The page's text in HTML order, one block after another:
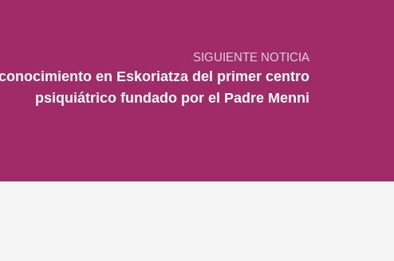
SIGUIENTE NOTICIA
en Eskoriatza del primer centro
psiquiátrico fundado por el Padre Menni